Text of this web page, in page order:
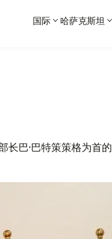
国际 哈萨克斯坦
巴·巴特策策格为首的